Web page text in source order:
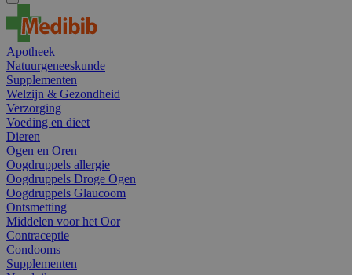
Apotheek
Natuurgeneeskunde
Supplementen
Welzijn & Gezondheid
Verzorging
Voeding en dieet
Dieren
Ogen en Oren
Oogdruppels allergie
Oogdruppels Droge Ogen
Oogdruppels Glaucoom
Ontsmetting
Middelen voor het Oor
Contraceptie
Condooms
Supplementen